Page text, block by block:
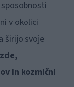
v okolici
širijo svoje
in kozmični